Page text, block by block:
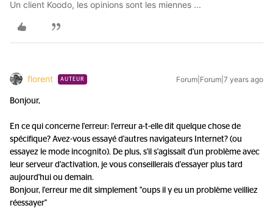
Un client Koodo, les opinions sont les miennes ...
florent AUTEUR Forum|Forum|7 years ago
Bonjour,
En ce qui concerne l'erreur: l'erreur a-t-elle dit quelque chose de
spécifique? Avez-vous essayé d'autres navigateurs Internet? (ou
essayez le mode incognito). De plus, s'il s'agissait d'un problème avec
leur serveur d'activation, je vous conseillerais d'essayer plus tard
aujourd'hui ou demain.
Bonjour, l'erreur me dit simplement ''oups il y eu un problème veilliez
réessayer"